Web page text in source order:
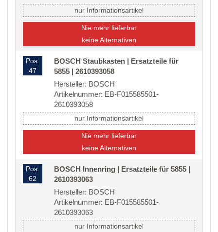
nur Informationsartikel
Nie mehr lieferbar
keine Alternativen
Pos.
47
BOSCH Staubkasten | Ersatzteile für
5855 | 2610393058
Hersteller: BOSCH
Artikelnummer: EB-F015585501-
2610393058
nur Informationsartikel
Nie mehr lieferbar
keine Alternativen
Pos.
62
BOSCH Innenring | Ersatzteile für 5855 |
2610393063
Hersteller: BOSCH
Artikelnummer: EB-F015585501-
2610393063
nur Informationsartikel